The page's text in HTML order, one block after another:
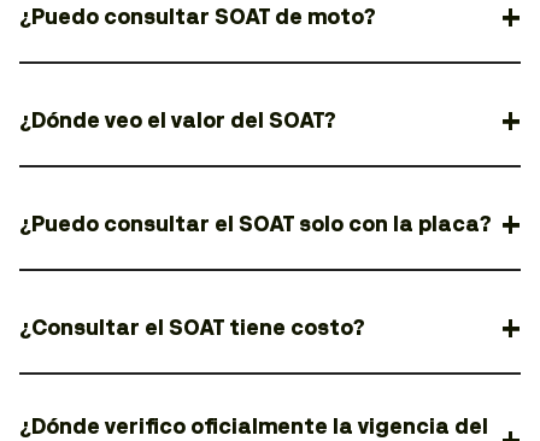
¿Puedo consultar SOAT de moto?
¿Dónde veo el valor del SOAT?
¿Puedo consultar el SOAT solo con la placa?
¿Consultar el SOAT tiene costo?
¿Dónde verifico oficialmente la vigencia del